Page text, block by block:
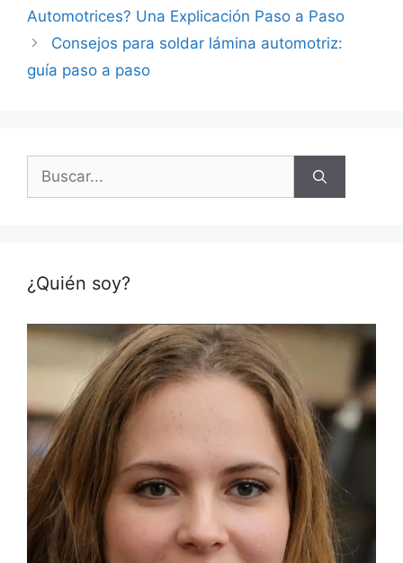
Automotrices? Una Explicación Paso a Paso
Consejos para soldar lámina automotriz:
guía paso a paso
Buscar:
¿Quién soy?